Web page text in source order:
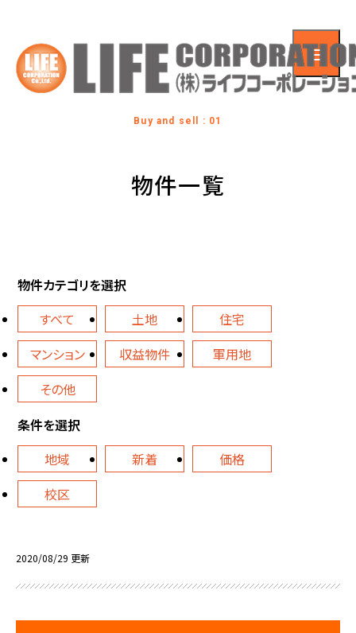
Buy and sell : 01
物件一覧
物件カテゴリを選択
すべて
土地
住宅
マンション
収益物件
軍用地
その他
条件を選択
地域
新着
価格
校区
2020/08/29 更新